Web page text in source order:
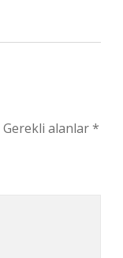
Gerekli alanlar*